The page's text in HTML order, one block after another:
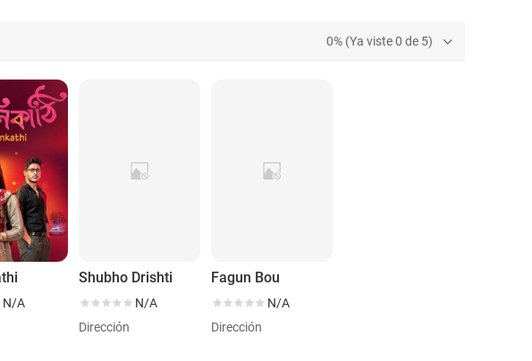
0% (Ya viste 0 de 5)
N/A
Shubho Drishti
N/A
Dirección
Fagun Bou
N/A
Dirección